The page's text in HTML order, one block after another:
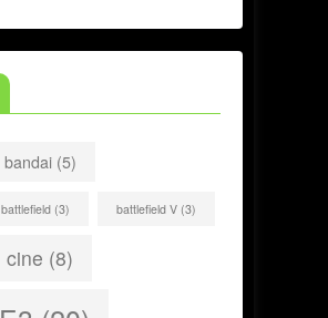
bandai(5)
battlefield(3) battlefield V(3)
cine (8)